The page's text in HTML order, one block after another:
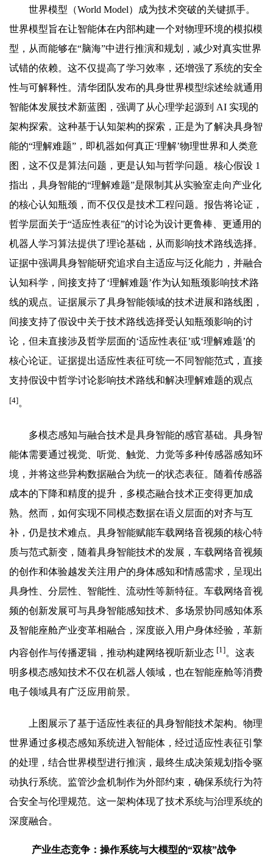
世界模型（World Model）成为技术突破的关键抓手。
世界模型旨在让智能体在内部构建一个对物理环境的模拟模
型，从而能够在“脑海”中进行推演和规划，减少对真实世界
试错的依赖。这不仅提高了学习效率，还增强了系统的安全
性与可解释性。清华团队发布的具身世界模型综述绘就通用
智能体发展技术新蓝图，强调了从心理学起源到 AI 实现的
架构探索。这种基于认知架构的探索，正是为了解决具身智
能的“理解难题”，即机器如何真正‘理解’物理世界和人类意
图，这不仅是算法问题，更是认知与哲学问题。核心假设 1
指出，具身智能的“理解难题”是限制其从实验室走向产业化
的核心认知瓶颈，而不仅仅是技术工程问题。报告将论证，
哲学层面关于“适应性表征”的讨论为设计更鲁棒、更通用的
机器人学习算法提供了理论基础，从而影响技术路线选择。
证据中强调具身智能研究追求自主适应与泛化能力，并融合
认知科学，间接支持了‘理解难题’作为认知瓶颈影响技术路
线的观点。证据展示了具身智能领域的技术进展和路线图，
间接支持了假设中关于技术路线选择受认知瓶颈影响的讨
论，但未直接涉及哲学层面的‘适应性表征’或‘理解难题’的
核心论证。证据提出适应性表征可统一不同智能范式，直接
支持假设中哲学讨论影响技术路线和解决理解难题的观点
[4]。
多模态感知与融合技术是具身智能的感官基础。具身智
能体需要通过视觉、听觉、触觉、力觉等多种传感器感知环
境，并将这些异构数据融合为统一的状态表征。随着传感器
成本的下降和精度的提升，多模态融合技术正变得更加成
熟。然而，如何实现不同模态数据在语义层面的对齐与互
补，仍是技术难点。具身智能赋能车载网络音视频的核心特
质与范式新变，随着具身智能技术的发展，车载网络音视频
的创作和体验越发关注用户的身体感知和情感需求，呈现出
具身性、分层性、智能性、流动性等新特征。车载网络音视
频的创新发展可与具身智能感知技术、多场景协同感知体系
及智能座舱产业变革相融合，深度嵌入用户身体经验，革新
内容创作与传播逻辑，推动构建网络视听新业态 [1]。这表
明多模态感知技术不仅在机器人领域，也在智能座舱等消费
电子领域具有广泛应用前景。
上图展示了基于适应性表征的具身智能技术架构。物理
世界通过多模态感知系统进入智能体，经过适应性表征引擎
的处理，结合世界模型进行推演，最终生成决策规划指令驱
动执行系统。监管沙盒机制作为外部约束，确保系统行为符
合安全与伦理规范。这一架构体现了技术系统与治理系统的
深度融合。
产业生态竞争：操作系统与大模型的“双核”战争